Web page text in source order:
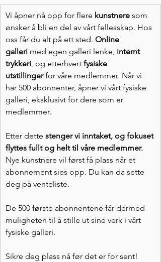
Vi åpner nå opp for flere kunstnere som
ønsker å bli en del av vårt fellesskap. Hos
oss får du alt på ett sted. Online
galleri med egen galleri lenke, internt
trykkeri, og etterhvert fysiske
utstillinger for våre medlemmer. Når vi
har 500 abonnenter, åpner vi vårt fysiske
galleri, eksklusivt for dere som er
medlemmer.
Etter dette stenger vi inntaket, og fokuset
flyttes fullt og helt til våre medlemmer.
Nye kunstnere vil først få plass når et
abonnement sies opp. Du kan da sette
deg på venteliste.
De 500 første abonnentene får dermed
muligheten til å stille ut sine verk i vårt
fysiske galleri.
Sikre deg plass nå før det er for sent!